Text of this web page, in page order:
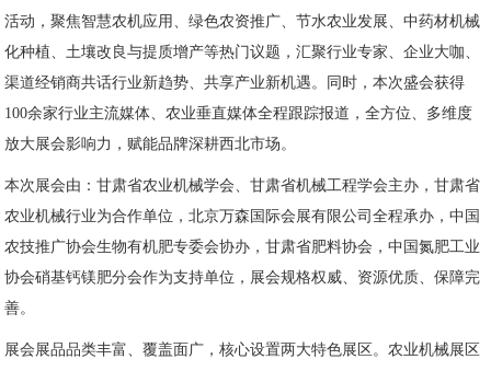
活动，聚焦智慧农机应用、绿色农资推广、节水农业发展、中药材机械
化种植、土壤改良与提质增产等热门议题，汇聚行业专家、企业大咖、
渠道经销商共话行业新趋势、共享产业新机遇。同时，本次盛会获得
100余家行业主流媒体、农业垂直媒体全程跟踪报道，全方位、多维度
放大展会影响力，赋能品牌深耕西北市场。
本次展会由：甘肃省农业机械学会、甘肃省机械工程学会主办，甘肃省
农业机械行业为合作单位，北京万森国际会展有限公司全程承办，中国
农技推广协会生物有机肥专委会协办，甘肃省肥料协会，中国氮肥工业
协会硝基钙镁肥分会作为支持单位，展会规格权威、资源优质、保障完
善。
展会展品品类丰富、覆盖面广，核心设置两大特色展区。农业机械展区